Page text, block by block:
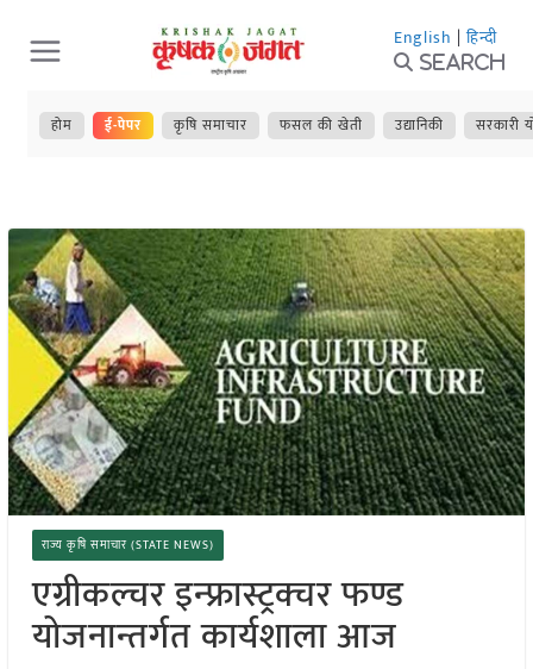
Skip
to
content
English | हिन्दी
Search
होम ई-पेपर कृषि समाचार फसल की खेती उद्यानिकी सरकारी
राज्य कृषि समाचार (STATE NEWS)
एग्रीकल्चर इन्फ्रास्ट्रक्चर फण्ड
योजनान्तर्गत कार्यशाला आज